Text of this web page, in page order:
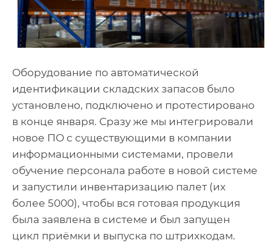
Оборудование по автоматической
идентификации складских запасов было
установлено, подключено и протестировано
в конце января. Сразу же мы интегрировали
новое ПО с существующими в компании
информационными системами, провели
обучение персонала работе в новой системе
и запустили инвентаризацию палет (их
более 5000), чтобы вся готовая продукция
была заявлена в системе и был запущен
цикл приёмки и выпуска по штрихкодам.